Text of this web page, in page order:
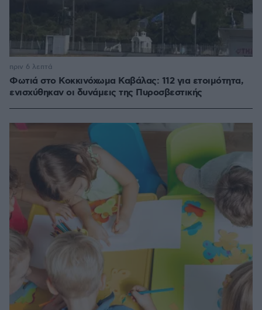
Φωτιά στο Κοκκινόχωμα Καβάλας: 112 για ετοιμότητα,
ενισχύθηκαν οι δυνάμεις της Πυροσβεστικής
πριν 6 λεπτά